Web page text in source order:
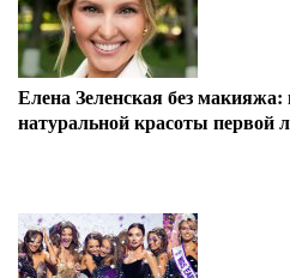
Елена Зеленская без макияжа:
натуральной красоты первой